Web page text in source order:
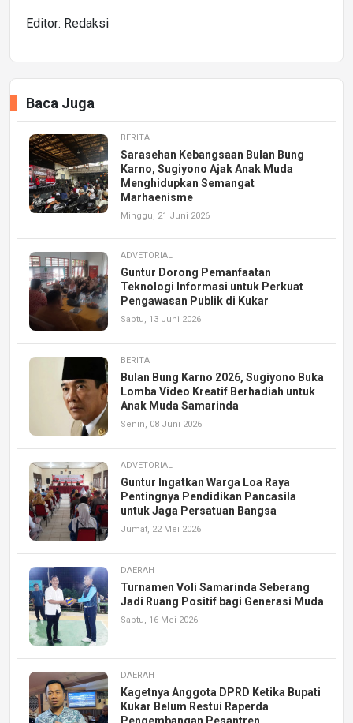
Editor: Redaksi
Baca Juga
BERITA
Sarasehan Kebangsaan Bulan Bung
Karno, Sugiyono Ajak Anak Muda
Menghidupkan Semangat
Marhaenisme
Minggu, 21 Juni 2026
ADVETORIAL
Guntur Dorong Pemanfaatan
Teknologi Informasi untuk Perkuat
Pengawasan Publik di Kukar
Sabtu, 13 Juni 2026
BERITA
Bulan Bung Karno 2026, Sugiyono Buka
Lomba Video Kreatif Berhadiah untuk
Anak Muda Samarinda
Senin, 08 Juni 2026
ADVETORIAL
Guntur Ingatkan Warga Loa Raya
Pentingnya Pendidikan Pancasila
untuk Jaga Persatuan Bangsa
Jumat, 22 Mei 2026
DAERAH
Turnamen Voli Samarinda Seberang
Jadi Ruang Positif bagi Generasi Muda
Sabtu, 16 Mei 2026
DAERAH
Kagetnya Anggota DPRD Ketika Bupati
Kukar Belum Restui Raperda